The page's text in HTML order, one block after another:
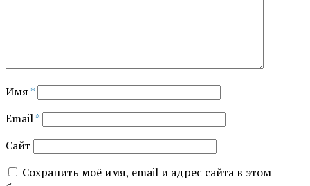
Имя *
Email*
Сайт
Сохранить моё имя, email и адрес сайта в этом